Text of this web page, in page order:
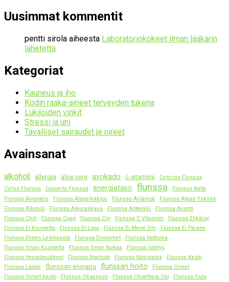
Uusimmat kommentit
pentti sirola aiheesta Laboratoriokokeet ilman lääkärin
lähetettä
Kategoriat
Kauneus ja iho
Kodin raaka-aineet terveyden tukena
Lukijoiden vinkit
Stressi ja uni
Tavalliset sairaudet ja oireet
Avainsanat
alkoholi allergia aloe vera avokado c-vitamiini
Cetirizin Flunssa
Cirrus Flunssa
Concerta Flunssa energiataso flunssa
Flunssa Aalto
Flunssa Aivastelu
Flunssa Alaselkäkipu Flunssa Alilämpö
Flunssa Alkaa Yskällä
Flunssa Alkoholi
Flunssa Alkuraskaus Flunssa Apteekki
Flunssa Avanto
Flunssa Chili
Flunssa Cpap Flunssa Crp Flunssa C Vitamiini
Flunssa Ehkäisy
Flunssa Ei Kuumetta
Flunssa Ei Lopu Flunssa Ei Mene Ohi
Flunssa Ei Parane
Flunssa Ennen Leikkausta
Flunssa Ensioireet
Flunssa Ihottuma
Flunssa Ilman Kuumetta
Flunssa Ilman Nuhaa
Flunssa Imetys
Flunssa Imusolmukkeet
Flunssa Itsehoito Flunssa Itämisaika
Flunssa Kesto
Flunssa Lääke
flunssan ensiapu flunssan hoito
Flunssa Oireet
Flunssa Oireet Kesto
Flunssa Oksennus Flunssa Oksettava Olo
Flunssa Oulu